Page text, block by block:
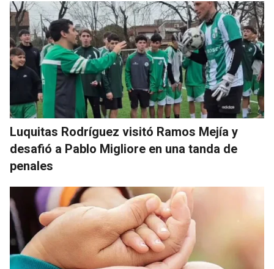
Luquitas Rodríguez visitó Ramos Mejía y
desafió a Pablo Migliore en una tanda de
penales